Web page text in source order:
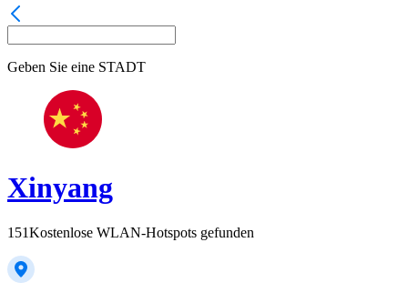
Geben Sie eine STADT
Xinyang
151Kostenlose WLAN-Hotspots gefunden